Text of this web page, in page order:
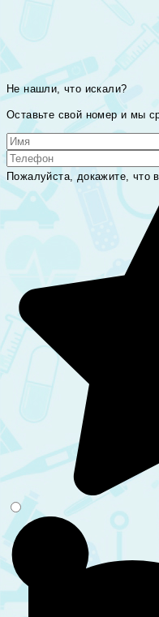
Не нашли, что искали?
Оставьте свой номер и мы
Пожалуйста, докажите, что